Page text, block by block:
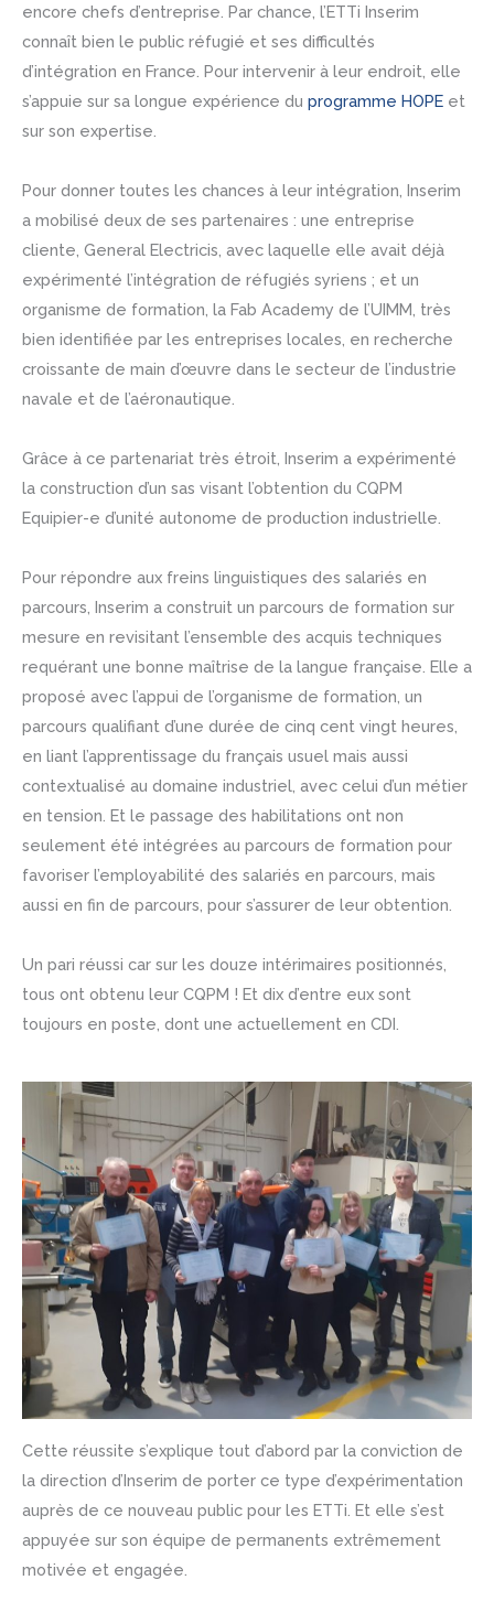
encore chefs d’entreprise. Par chance, l’ETTi Inserim
connaît bien le public réfugié et ses difficultés
d’intégration en France. Pour intervenir à leur endroit, elle
s’appuie sur sa longue expérience du programme HOPE et
sur son expertise.
Pour donner toutes les chances à leur intégration, Inserim
a mobilisé deux de ses partenaires : une entreprise
cliente, General Electricis, avec laquelle elle avait déjà
expérimenté l’intégration de réfugiés syriens ; et un
organisme de formation, la Fab Academy de l’UIMM, très
bien identifiée par les entreprises locales, en recherche
croissante de main d’œuvre dans le secteur de l’industrie
navale et de l’aéronautique.
Grâce à ce partenariat très étroit, Inserim a expérimenté
la construction d’un sas visant l’obtention du CQPM
Equipier-e d’unité autonome de production industrielle.
Pour répondre aux freins linguistiques des salariés en
parcours, Inserim a construit un parcours de formation sur
mesure en revisitant l’ensemble des acquis techniques
requérant une bonne maîtrise de la langue française. Elle a
proposé avec l’appui de l’organisme de formation, un
parcours qualifiant d’une durée de cinq cent vingt heures,
en liant l’apprentissage du français usuel mais aussi
contextualisé au domaine industriel, avec celui d’un métier
en tension. Et le passage des habilitations ont non
seulement été intégrées au parcours de formation pour
favoriser l’employabilité des salariés en parcours, mais
aussi en fin de parcours, pour s’assurer de leur obtention.
Un pari réussi car sur les douze intérimaires positionnés,
tous ont obtenu leur CQPM ! Et dix d’entre eux sont
toujours en poste, dont une actuellement en CDI.
Cette réussite s’explique tout d’abord par la conviction de
la direction d’Inserim de porter ce type d’expérimentation
auprès de ce nouveau public pour les ETTi. Et elle s’est
appuyée sur son équipe de permanents extrêmement
motivée et engagée.